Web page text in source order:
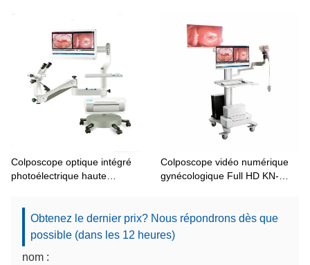
Colposcope optique intégré
photoélectrique haute
Colposcope vidéo numérique
gynécologique Full HD KN-
Obtenez le dernier prix? Nous répondrons dès que
possible (dans les 12 heures)
nom :